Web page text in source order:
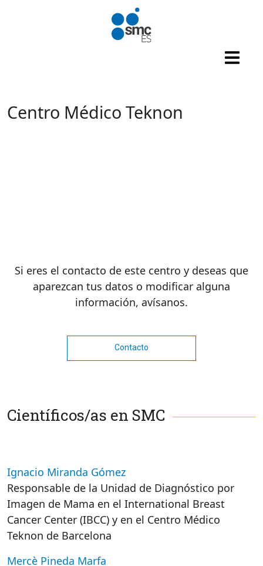
Pasar al contenido principal
Centro Médico Teknon
Si eres el contacto de este centro y deseas que
aparezcan tus datos o modificar alguna
información, avísanos.
Contacto
Científicos/as en SMC
Ignacio Miranda Gómez
Responsable de la Unidad de Diagnóstico por
Imagen de Mama en el International Breast
Cancer Center (IBCC) y en el Centro Médico
Teknon de Barcelona
Mercè Pineda Marfa